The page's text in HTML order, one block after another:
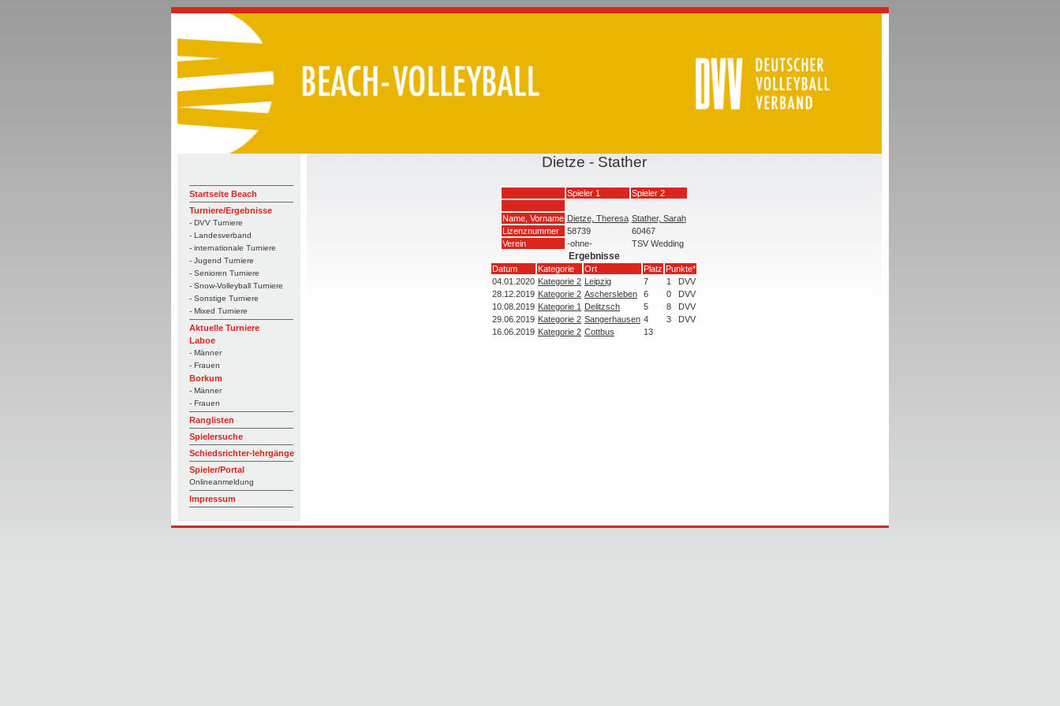
Startseite Beach
Turniere/Ergebnisse
- DVV Turniere
- Landesverband
- internationale Turniere
- Jugend Turniere
- Senioren Turniere
- Snow-Volleyball Turniere
- Sonstige Turniere
- Mixed Turniere
Aktuelle Turniere
Laboe
- Männer
- Frauen
Borkum
- Männer
- Frauen
Ranglisten
Spielersuche
Schiedsrichter-lehrgänge
Spieler/Portal
Onlineanmeldung
Impressum
Dietze - Stather
Spieler 1 Spieler 2
Name, Vorname Dietze, Theresa Stather, Sarah
Lizenznummer
58739
60467
Verein
-ohne- TSV Wedding
Ergebnisse
Datum Kategorie Ort Platz Punkte*
04.01.2020 Kategorie 2 Leipzig 7 1
DVV
28.12.2019 Kategorie 2 Aschersleben 6 0
DVV
10.08.2019 Kategorie 1 Delitzsch 5 8
DVV
29.06.2019 Kategorie 2 Sangerhausen 4 3
DVV
16.06.2019 Kategorie 2 Cottbus 13